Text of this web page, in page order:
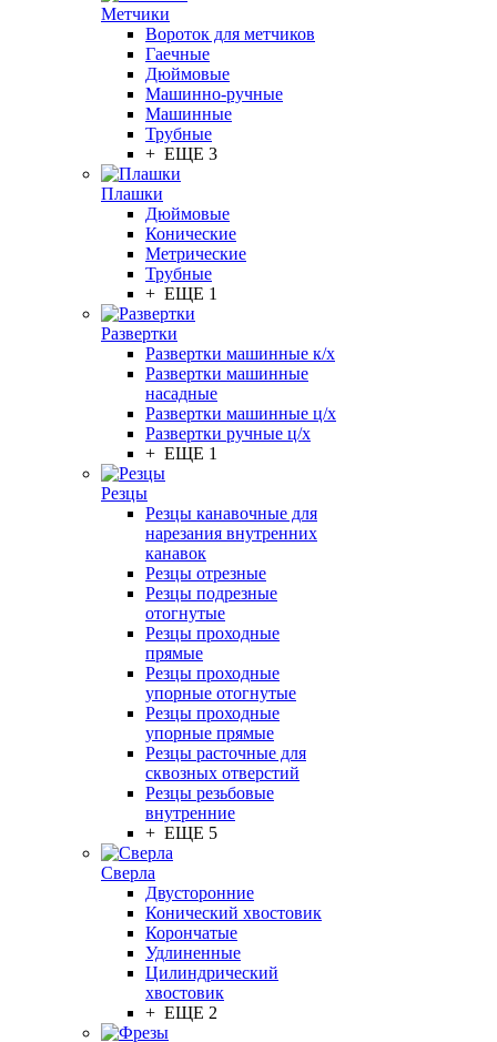
Метчики
Вороток для метчиков
Гаечные
Дюймовые
Машинно-ручные
Машинные
Трубные
+ ЕЩЕ 3
Плашки
Дюймовые
Конические
Метрические
Трубные
+ ЕЩЕ 1
Развертки
Развертки машинные к/х
Развертки машинные
насадные
Развертки машинные ц/х
Развертки ручные ц/х
+ ЕЩЕ 1
Резцы
Резцы канавочные для
нарезания внутренних
канавок
Резцы отрезные
Резцы подрезные
отогнутые
Резцы проходные
прямые
Резцы проходные
упорные отогнутые
Резцы проходные
упорные прямые
Резцы расточные для
сквозных отверстий
Резцы резьбовые
внутренние
+ ЕЩЕ 5
Сверла
Двусторонние
Конический хвостовик
Корончатые
Удлиненные
Цилиндрический
хвостовик
+ ЕЩЕ 2